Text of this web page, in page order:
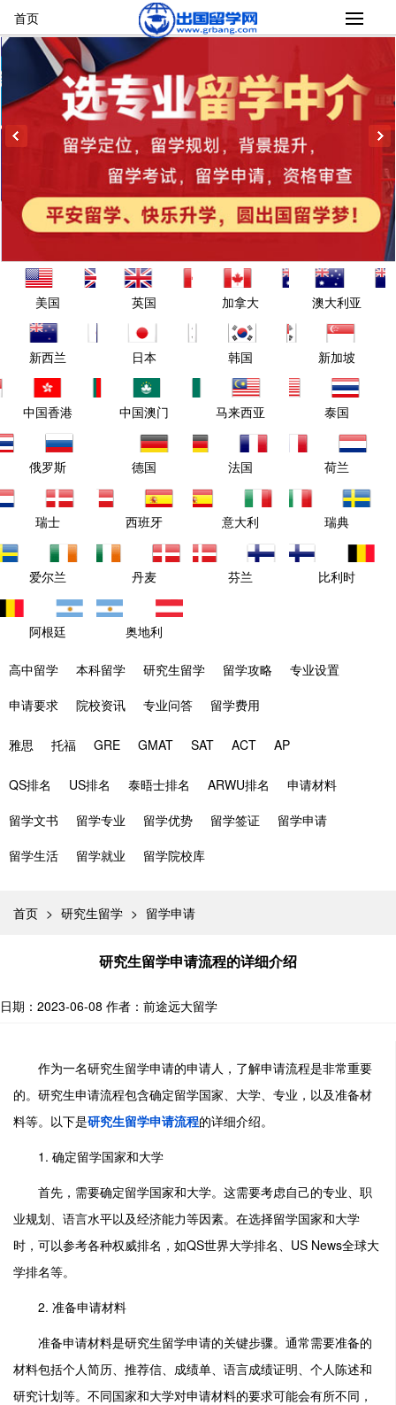
首页
美国 英国 加拿大 澳大利亚
新西兰 日本 韩国 新加坡
中国香港 中国澳门 马来西亚 泰国
俄罗斯 德国 法国 荷兰
瑞士 西班牙 意大利 瑞典
爱尔兰 丹麦 芬兰 比利时
阿根廷 奥地利
高中留学 本科留学 研究生留学 留学攻略
专业设置
申请要求
院校资讯 专业问答 留学费用
雅思 托福 GRE GMAT SAT ACT AP
QS排名 US排名 泰晤士排名 ARWU排名
申请材料
留学文书
留学专业 留学优势 留学签证
留学申请
留学生活
留学就业 留学院校库
首页 > 研究生留学 > 留学申请
研究生留学申请流程的详细介绍
日期：2023-06-08 作者：前途远大留学
作为一名研究生留学申请的申请人，了解申请流程是非常重要
的。研究生申请流程包含确定留学国家、大学、专业，以及准备材
料等。以下是研究生留学申请流程的详细介绍。
1. 确定留学国家和大学
首先，需要确定留学国家和大学。这需要考虑自己的专业、职
业规划、语言水平以及经济能力等因素。在选择留学国家和大学
时，可以参考各种权威排名，如QS世界大学排名、US News全球大
学排名等。
2. 准备申请材料
准备申请材料是研究生留学申请的关键步骤。通常需要准备的
材料包括个人简历、推荐信、成绩单、语言成绩证明、个人陈述和
研究计划等。不同国家和大学对申请材料的要求可能会有所不同，